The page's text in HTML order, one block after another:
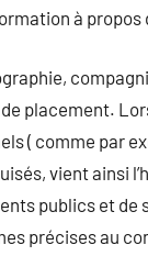
à propos
placement.
( comme par
vient ainsi
publics et de
précises au